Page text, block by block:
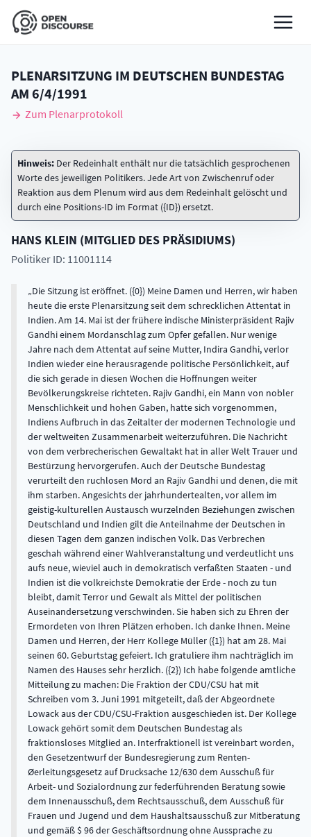
PLENARSITZUNG IM DEUTSCHEN BUNDESTAG
AM 6/4/1991
Zum Plenarprotokoll
Hinweis: Der Redeinhalt enthält nur die tatsächlich gesprochenen
Worte des jeweiligen Politikers. Jede Art von Zwischenruf oder
Reaktion aus dem Plenum wird aus dem Redeinhalt gelöscht und
durch eine Positions-ID im Format ({ID}) ersetzt.
HANS KLEIN (MITGLIED DES PRÄSIDIUMS)
Politiker ID: 11001114
Die Sitzung ist eröffnet. ({0}) Meine Damen und Herren, wir haben
heute die erste Plenarsitzung seit dem schrecklichen Attentat in
Indien. Am 14. Mai ist der frühere indische Ministerpräsident Rajiv
Gandhi einem Mordanschlag zum Opfer gefallen. Nur wenige
Jahre nach dem Attentat auf seine Mutter, Indira Gandhi, verlor
Indien wieder eine herausragende politische Persönlichkeit, auf
die sich gerade in diesen Wochen die Hoffnungen weiter
Bevölkerungskreise richteten. Rajiv Gandhi, ein Mann von nobler
Menschlichkeit und hohen Gaben, hatte sich vorgenommen,
Indiens Aufbruch in das Zeitalter der modernen Technologie und
der weltweiten Zusammenarbeit weiterzuführen. Die Nachricht
von dem verbrecherischen Gewaltakt hat in aller Welt Trauer und
Bestürzung hervorgerufen. Auch der Deutsche Bundestag
verurteilt den ruchlosen Mord an Rajiv Gandhi und denen, die mit
ihm starben. Angesichts der jahrhundertealten, vor allem im
geistig-kulturellen Austausch wurzelnden Beziehungen zwischen
Deutschland und Indien gilt die Anteilnahme der Deutschen in
diesen Tagen dem ganzen indischen Volk. Das Verbrechen
geschah während einer Wahlveranstaltung und verdeutlicht uns
aufs neue, wieviel auch in demokratisch verfaßten Staaten - und
Indien ist die volkreichste Demokratie der Erde - noch zu tun
bleibt, damit Terror und Gewalt als Mittel der politischen
Auseinandersetzung verschwinden. Sie haben sich zu Ehren der
Ermordeten von Ihren Plätzen erhoben. Ich danke Ihnen. Meine
Damen und Herren, der Herr Kollege Müller ({1}) hat am 28. Mai
seinen 60. Geburtstag gefeiert. Ich gratuliere ihm nachträglich im
Namen des Hauses sehr herzlich. ({2}) Ich habe folgende amtliche
Mitteilung zu machen: Die Fraktion der CDU/CSU hat mit
Schreiben vom 3. Juni 1991 mitgeteilt, daß der Abgeordnete
Lowack aus der CDU/CSU-Fraktion ausgeschieden ist. Der Kollege
Lowack gehört somit dem Deutschen Bundestag als
fraktionsloses Mitglied an. Interfraktionell ist vereinbart worden,
den Gesetzentwurf der Bundesregierung zum Renten-
Øerleitungsgesetz auf Drucksache 12/630 dem Ausschuß für
Arbeit- und Sozialordnung zur federführenden Beratung sowie
dem Innenausschuß, dem Rechtsausschuß, dem Ausschuß für
Frauen und Jugend und dem Haushaltsausschuß zur Mitberatung
und gemäß $ 96 der Geschäftsordnung ohne Aussprache zu